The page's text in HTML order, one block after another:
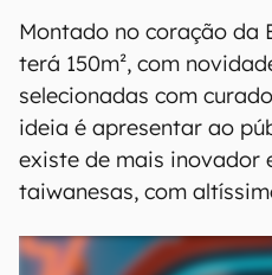
Montado no coração da
terá 150m², com
selecionadas com
ideia é apresentar ao
existe de mais inovador
taiwanesas, com